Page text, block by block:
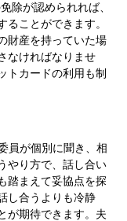
除が認められれば、
ことができます。
財産を持っていた場
なければなりませ
トカードの利用も制
員が個別に聞き、相
やり方で、話し合い
踏まえて妥協点を探
し合うよりも冷静
が期待できます。夫